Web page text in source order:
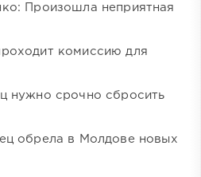
Произошла неприятная
комиссию для
нужно срочно сбросить
обрела в Молдове новых